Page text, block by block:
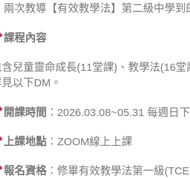
兩次教導【有效教學法】第二級中學
課程內容
兒童靈命成長(11堂課)、教學法(16
以下DM。
開課時間 ：2026.03.08~05.31 每週日
上課地點：ZOOM線上上課
報名資格：修畢有效教學法第一級